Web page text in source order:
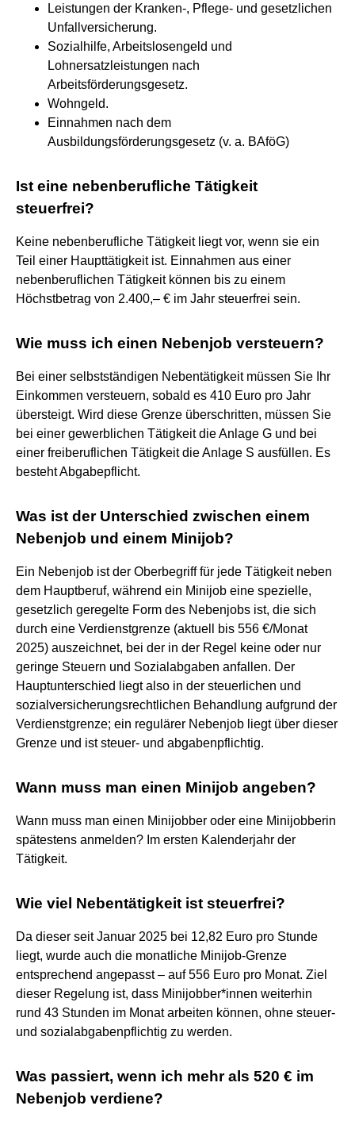
Leistungen der Kranken-, Pflege- und gesetzlichen
Unfallversicherung.
Sozialhilfe, Arbeitslosengeld und
Lohnersatzleistungen nach
Arbeitsförderungsgesetz.
Wohngeld.
Einnahmen nach dem
Ausbildungsförderungsgesetz (v. a. BAföG)
Ist eine nebenberufliche Tätigkeit
steuerfrei?
Keine nebenberufliche Tätigkeit liegt vor, wenn sie ein
Teil einer Haupttätigkeit ist. Einnahmen aus einer
nebenberuflichen Tätigkeit können bis zu einem
Höchstbetrag von 2.400,– € im Jahr steuerfrei sein.
Wie muss ich einen Nebenjob versteuern?
Bei einer selbstständigen Nebentätigkeit müssen Sie Ihr
Einkommen versteuern, sobald es 410 Euro pro Jahr
übersteigt. Wird diese Grenze überschritten, müssen Sie
bei einer gewerblichen Tätigkeit die Anlage G und bei
einer freiberuflichen Tätigkeit die Anlage S ausfüllen. Es
besteht Abgabepflicht.
Was ist der Unterschied zwischen einem
Nebenjob und einem Minijob?
Ein Nebenjob ist der Oberbegriff für jede Tätigkeit neben
dem Hauptberuf, während ein Minijob eine spezielle,
gesetzlich geregelte Form des Nebenjobs ist, die sich
durch eine Verdienstgrenze (aktuell bis 556 €/Monat
2025) auszeichnet, bei der in der Regel keine oder nur
geringe Steuern und Sozialabgaben anfallen. Der
Hauptunterschied liegt also in der steuerlichen und
sozialversicherungsrechtlichen Behandlung aufgrund der
Verdienstgrenze; ein regulärer Nebenjob liegt über dieser
Grenze und ist steuer- und abgabenpflichtig.
Wann muss man einen Minijob angeben?
Wann muss man einen Minijobber oder eine Minijobberin
spätestens anmelden? Im ersten Kalenderjahr der
Tätigkeit.
Wie viel Nebentätigkeit ist steuerfrei?
Da dieser seit Januar 2025 bei 12,82 Euro pro Stunde
liegt, wurde auch die monatliche Minijob-Grenze
entsprechend angepasst – auf 556 Euro pro Monat. Ziel
dieser Regelung ist, dass Minijobber*innen weiterhin
rund 43 Stunden im Monat arbeiten können, ohne steuer-
und sozialabgabenpflichtig zu werden.
Was passiert, wenn ich mehr als 520 € im
Nebenjob verdiene?